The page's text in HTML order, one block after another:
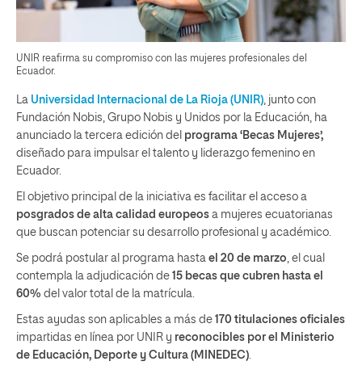
UNIR reafirma su compromiso con las mujeres profesionales del
Ecuador.
La Universidad Internacional de La Rioja (UNIR) , junto con
Fundación Nobis, Grupo Nobis y Unidos por la Educación, ha
anunciado la tercera edición del programa ‘Becas Mujeres’,
diseñado para impulsar el talento y liderazgo femenino en
Ecuador.
El objetivo principal de la iniciativa es facilitar el acceso a
posgrados de alta calidad europeos a mujeres ecuatorianas
que buscan potenciar su desarrollo profesional y académico.
Se podrá postular al programa hasta el 20 de marzo , el cual
contempla la adjudicación de 15 becas que cubren hasta el
60% del valor total de la matrícula.
Estas ayudas son aplicables a más de 170 titulaciones oficiales
impartidas en línea por UNIR y reconocibles por el Ministerio
de Educación, Deporte y Cultura (MINEDEC)